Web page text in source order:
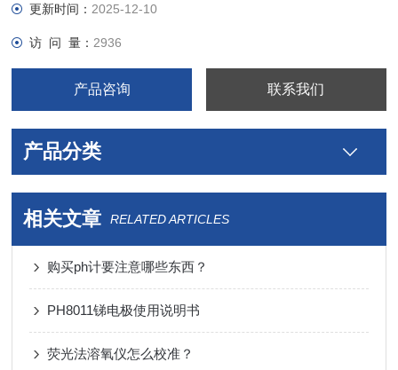
更新时间： 2025-12-10
访 问 量： 2936
产品咨询 联系我们
产品分类
相关文章 RELATED ARTICLES
购买ph计要注意哪些东西？
PH8011锑电极使用说明书
荧光法溶氧仪怎么校准？